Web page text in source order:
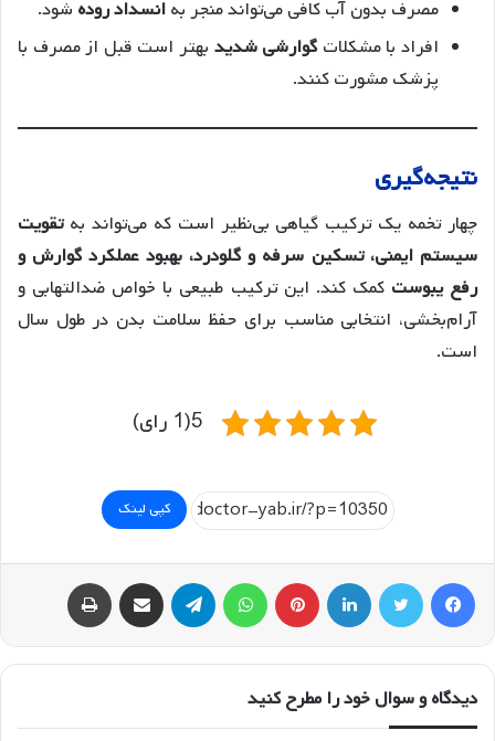
مصرف بدون آب کافی می‌تواند منجر بهانسداد روده شود.
افراد با مشکلاتگوارشی شدید بهتر است قبل از مصرف با
پزشک مشورت کنند.
نتیجه‌گیری
چهار تخمه یک ترکیب گیاهی بی‌نظیر است که می‌تواند بهتقویت
سیستم ایمنی، تسکین سرفه و گلودرد، بهبود عملکرد گوارش و
رفع یبوست کمک کند. این ترکیب طبیعی با خواص ضدالتهابی و
آرام‌بخشی، انتخابی مناسب برای حفظ سلامت بدن در طول سال
است.
5(1 رای)
کپی لینک
فیسبوک توییتر لینکداین پینتریست تلگرام اشتراک گذاری با ایمیل
دیدگاه و سوال خود را مطرح کنید